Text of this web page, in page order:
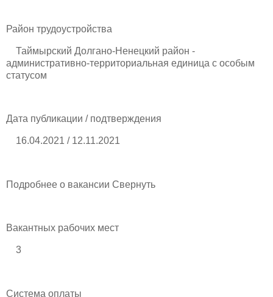
Район трудоустройства
Таймырский Долгано-Ненецкий район -
административно-территориальная единица с особым
статусом
Дата публикации / подтверждения
16.04.2021 / 12.11.2021
Подробнее о вакансии Свернуть
Вакантных рабочих мест
3
Система оплаты